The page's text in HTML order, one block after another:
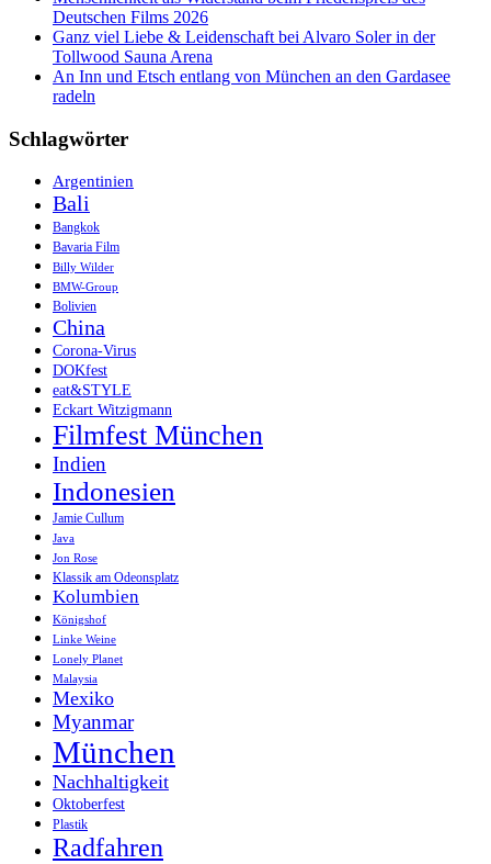
Deutschen Films 2026
Ganz viel Liebe & Leidenschaft bei Alvaro Soler in der
Tollwood Sauna Arena
An Inn und Etsch entlang von München an den Gardasee
radeln
Schlagwörter
Argentinien
Bali
Bangkok
Bavaria Film
Billy Wilder
BMW-Group
Bolivien
China
Corona-Virus
DOKfest
eat&STYLE
Eckart Witzigmann
Filmfest München
Indien
Indonesien
Jamie Cullum
Java
Jon Rose
Klassik am Odeonsplatz
Kolumbien
Königshof
Linke Weine
Lonely Planet
Malaysia
Mexiko
Myanmar
München
Nachhaltigkeit
Oktoberfest
Plastik
Radfahren